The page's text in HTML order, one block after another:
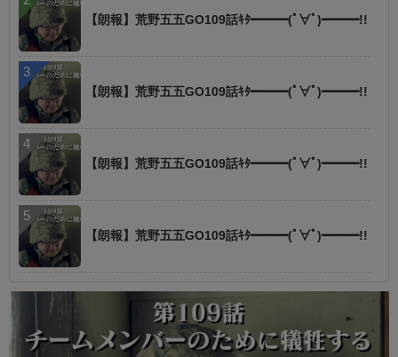
【朗報】荒野五五GO109話ｷﾀ━━━(ﾟ∀ﾟ)━━━!!
【朗報】荒野五五GO109話ｷﾀ━━━(ﾟ∀ﾟ)━━━!!
【朗報】荒野五五GO109話ｷﾀ━━━(ﾟ∀ﾟ)━━━!!
【朗報】荒野五五GO109話ｷﾀ━━━(ﾟ∀ﾟ)━━━!!